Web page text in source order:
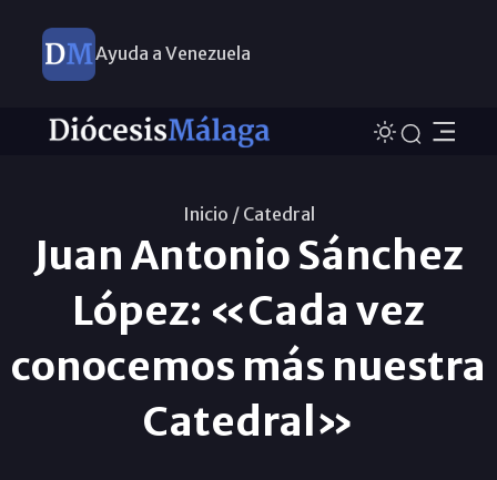
Ayuda a Venezuela
Inicio / Catedral
Juan Antonio Sánchez
López: «Cada vez
conocemos más nuestra
Catedral»